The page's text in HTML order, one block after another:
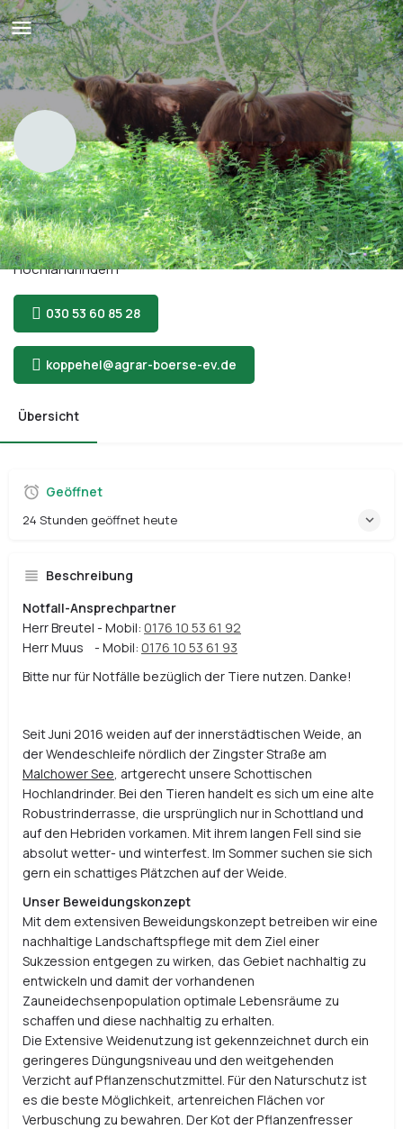
Landschaftspflege am
Malchower See
Nachhaltige Landschaftspflege mit Schottischen
Hochlandrindern
030 53 60 85 28
koppehel@agrar-boerse-ev.de
Übersicht
Geöffnet
24 Stunden geöffnet heute
Beschreibung
Notfall-Ansprechpartner
Herr Breutel - Mobil: 0176 10 53 61 92
Herr Muus - Mobil: 0176 10 53 61 93
Bitte nur für Notfälle bezüglich der Tiere nutzen. Danke!
Seit Juni 2016 weiden auf der innerstädtischen Weide, an
der Wendeschleife nördlich der Zingster Straße am
Malchower See , artgerecht unsere Schottischen
Hochlandrinder. Bei den Tieren handelt es sich um eine alte
Robustrinderrasse, die ursprünglich nur in Schottland und
auf den Hebriden vorkamen. Mit ihrem langen Fell sind sie
absolut wetter- und winterfest. Im Sommer suchen sie sich
gern ein schattiges Plätzchen auf der Weide.
Unser Beweidungskonzept
Mit dem extensiven Beweidungskonzept betreiben wir eine
nachhaltige Landschaftspflege mit dem Ziel einer
Sukzession entgegen zu wirken, das Gebiet nachhaltig zu
entwickeln und damit der vorhandenen
Zauneidechsenpopulation optimale Lebensräume zu
schaffen und diese nachhaltig zu erhalten.
Die Extensive Weidenutzung ist gekennzeichnet durch ein
geringeres Düngungsniveau und den weitgehenden
Verzicht auf Pflanzenschutzmittel. Für den Naturschutz ist
es die beste Möglichkeit, artenreichen Flächen vor
Verbuschung zu bewahren. Der Kot der Pflanzenfresser